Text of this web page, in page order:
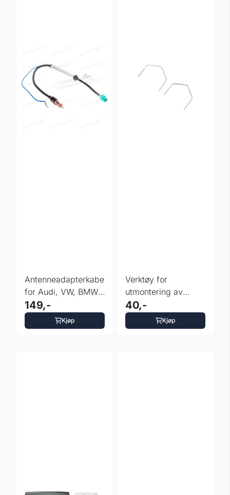
Antenneadapterkabel
for Audi, VW, BMW,
Opel og flere
149,-
Kjøp
Verktøy for
utmontering av
original 2-DIN radio
i Opel
40,-
Kjøp